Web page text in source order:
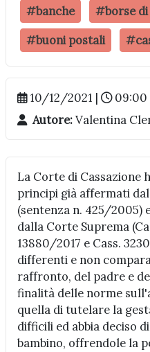
#banche
#borse
#buoni postali
10/12/2021 |
09:00
Autore:Valentina
La Corte di Cassazione
principi già affermati
(sentenza n. 425/2005)
dalla Corte Suprema
13880/2017 e Cass.
differenti e non
raffronto, del padre e
finalità delle norme
quella di tutelare la
difficili ed abbia deciso
bambino, offrendole la